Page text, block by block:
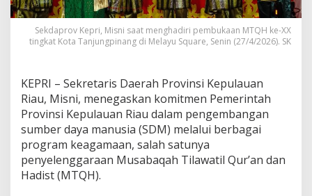
r
o
v
B
g
u
S
D
M
M
Sekdaprov Kepri, Misni saat menghadiri pembukaan MTQH ke-XX
tingkat Kota Tanjungpinang di Melayu Square, Senin (27/4/2026). SK
KEPRI – Sekretaris Daerah Provinsi Kepulauan
Riau, Misni, menegaskan komitmen Pemerintah
Provinsi Kepulauan Riau dalam pengembangan
sumber daya manusia (SDM) melalui berbagai
program keagamaan, salah satunya
penyelenggaraan Musabaqah Tilawatil Qur’an dan
Hadist (MTQH).